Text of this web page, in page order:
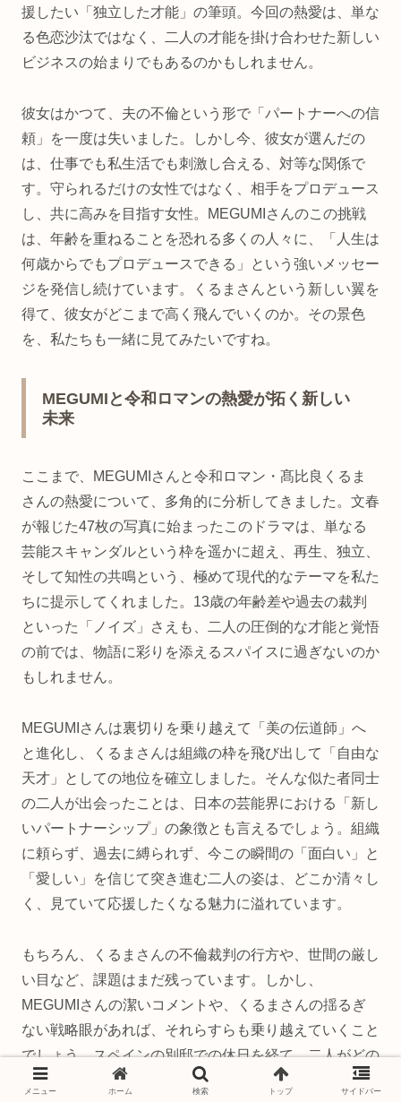
援したい「独立した才能」の筆頭。今回の熱愛は、単な
る色恋沙汰ではなく、二人の才能を掛け合わせた新しい
ビジネスの始まりでもあるのかもしれません。
彼女はかつて、夫の不倫という形で「パートナーへの信
頼」を一度は失いました。しかし今、彼女が選んだの
は、仕事でも私生活でも刺激し合える、対等な関係で
す。守られるだけの女性ではなく、相手をプロデュース
し、共に高みを目指す女性。MEGUMIさんのこの挑戦
は、年齢を重ねることを恐れる多くの人々に、「人生は
何歳からでもプロデュースできる」という強いメッセー
ジを発信し続けています。くるまさんという新しい翼を
得て、彼女がどこまで高く飛んでいくのか。その景色
を、私たちも一緒に見てみたいですね。
MEGUMIと令和ロマンの熱愛が拓く新しい
未来
ここまで、MEGUMIさんと令和ロマン・髙比良くるま
さんの熱愛について、多角的に分析してきました。文春
が報じた47枚の写真に始まったこのドラマは、単なる
芸能スキャンダルという枠を遥かに超え、再生、独立、
そして知性の共鳴という、極めて現代的なテーマを私た
ちに提示してくれました。13歳の年齢差や過去の裁判
といった「ノイズ」さえも、二人の圧倒的な才能と覚悟
の前では、物語に彩りを添えるスパイスに過ぎないのか
もしれません。
MEGUMIさんは裏切りを乗り越えて「美の伝道師」へ
と進化し、くるまさんは組織の枠を飛び出して「自由な
天才」としての地位を確立しました。そんな似た者同士
の二人が出会ったことは、日本の芸能界における「新し
いパートナーシップ」の象徴とも言えるでしょう。組織
に頼らず、過去に縛られず、今この瞬間の「面白い」と
「愛しい」を信じて突き進む二人の姿は、どこか清々し
く、見ていて応援したくなる魅力に溢れています。
もちろん、くるまさんの不倫裁判の行方や、世間の厳し
い目など、課題はまだ残っています。しかし、
MEGUMIさんの潔いコメントや、くるまさんの揺るぎ
ない戦略眼があれば、それらすらも乗り越えていくこと
でしょう。スペインの別邸での休日を経て、二人がどの
ような新しい発表をしてくれるのか。結婚という形なの
メニュー ホーム 検索 トップ サイドバー